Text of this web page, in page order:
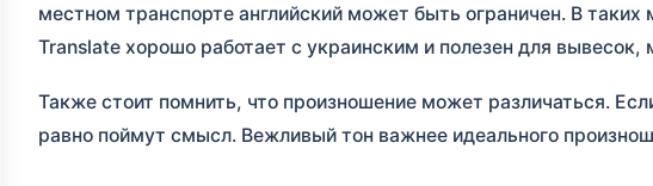
местном транспорте английский может быть ограничен. В
Translate хорошо работает с украинским и полезен для вывесок,
Также стоит помнить, что произношение может различаться.
равно поймут смысл. Вежливый тон важнее идеального